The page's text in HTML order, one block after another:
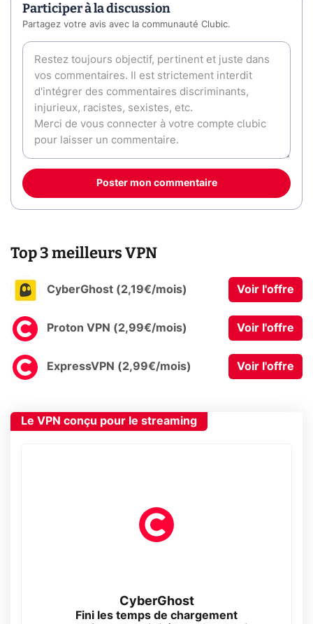
Participer à la discussion
Partagez votre avis avec la communauté Clubic.
Poster mon commentaire
Top 3 meilleurs VPN
CyberGhost (2,19€/mois) Voir l'offre
Proton VPN (2,99€/mois) Voir l'offre
ExpressVPN (2,99€/mois) Voir l'offre
Le VPN conçu pour le streaming
CyberGhost
Fini les temps de chargement